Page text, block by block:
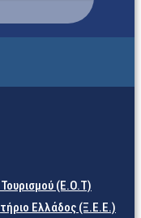
(Ε.Ο.Τ)
Ελλάδος (Ξ.Ε.Ε.)